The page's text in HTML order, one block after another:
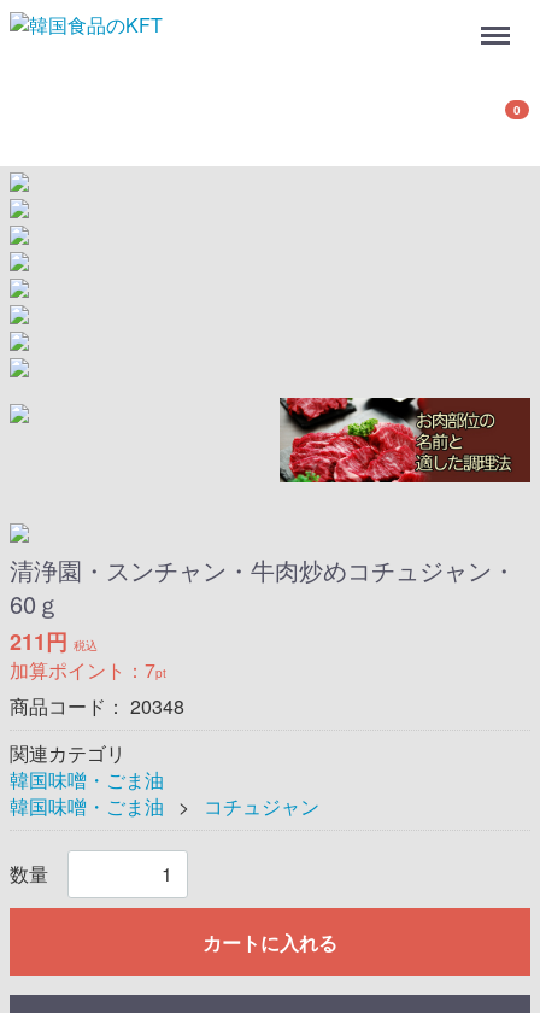
0
Menu
清浄園・スンチャン・牛肉炒めコチュジャン・
60ｇ
211円 税込
加算ポイント： 7pt
商品コード： 20348
関連カテゴリ
韓国味噌・ごま油
韓国味噌・ごま油
コチュジャン
数量
カートに入れる